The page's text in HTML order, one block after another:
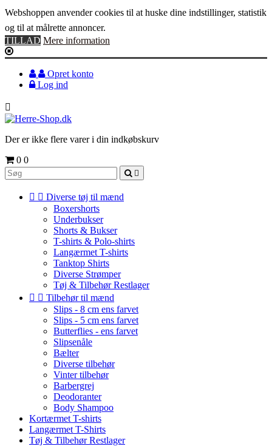
Webshoppen anvender cookies til at huske dine indstillinger, statistik
og til at målrette annoncer.
TILLAD Mere information
Opret konto
Log ind

Der er ikke flere varer i din indkøbskurv
0 0

  Diverse tøj til mænd
Boxershorts
Underbukser
Shorts & Bukser
T-shirts & Polo-shirts
Langærmet T-shirts
Tanktop Shirts
Diverse Strømper
Tøj & Tilbehør Restlager
  Tilbehør til mænd
Slips - 8 cm ens farvet
Slips - 5 cm ens farvet
Butterflies - ens farvet
Slipsenåle
Bælter
Diverse tilbehør
Vinter tilbehør
Barbergrej
Deodoranter
Body Shampoo
Kortærmet T-shirts
Langærmet T-Shirts
Tøj & Tilbehør Restlager